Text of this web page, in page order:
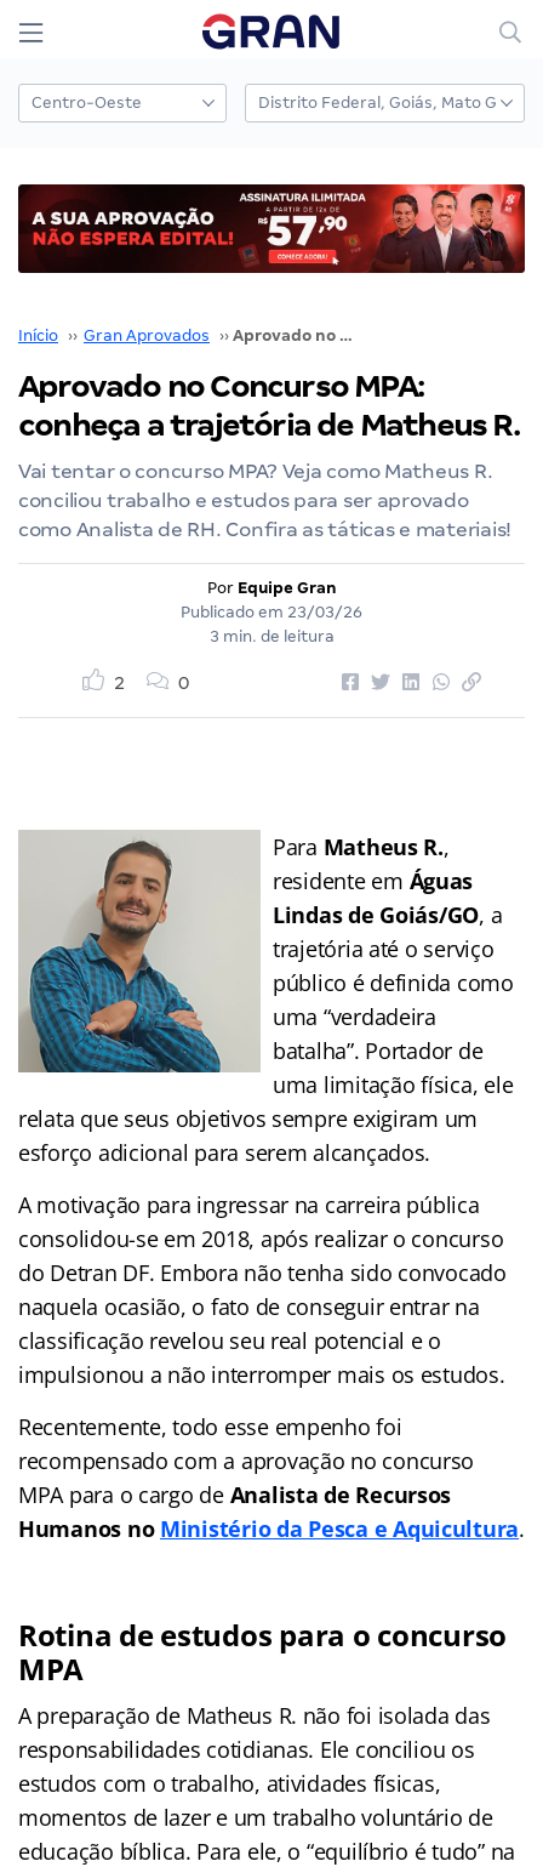
Início ›› Gran Aprovados ›› Aprovado no Concurso MPA: conheça a trajetória de Matheus R.
Aprovado no Concurso MPA:
conheça a trajetória de Matheus R.
Vai tentar o concurso MPA? Veja como Matheus R.
conciliou trabalho e estudos para ser aprovado
como Analista de RH. Confira as táticas e materiais!
Por Equipe Gran
Publicado em 23/03/26
3 min. de leitura
2 0
Para Matheus R.,
residente em Águas
Lindas de Goiás/GO, a
trajetória até o serviço
público é definida como
uma “verdadeira
batalha”. Portador de
uma limitação física, ele
relata que seus objetivos sempre exigiram um
esforço adicional para serem alcançados.
A motivação para ingressar na carreira pública
consolidou-se em 2018, após realizar o concurso
do Detran DF. Embora não tenha sido convocado
naquela ocasião, o fato de conseguir entrar na
classificação revelou seu real potencial e o
impulsionou a não interromper mais os estudos.
Recentemente, todo esse empenho foi
recompensado com a aprovação no concurso
MPA para o cargo de Analista de Recursos
Humanos no Ministério da Pesca e Aquicultura.
Rotina de estudos para o concurso
MPA
A preparação de Matheus R. não foi isolada das
responsabilidades cotidianas. Ele conciliou os
estudos com o trabalho, atividades físicas,
momentos de lazer e um trabalho voluntário de
educação bíblica. Para ele, o “equilíbrio é tudo” na